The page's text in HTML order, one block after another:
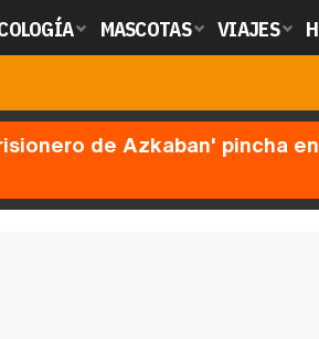
MASCOTAS VIAJES
de Azkaban' pincha en